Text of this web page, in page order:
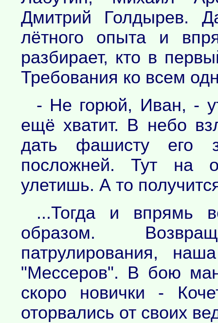
Дмитрий Голдырев.
лётного опыта и
разбирает, кто в
Требования ко всем
- Не горюй, Иван, -
ещё хватит. В небо
дать фашисту его
посложней. Тут на
улетишь. А то
...Тогда и впрямь
образом.
патрулирования,
"Мессеров". В бою
скоро новички -
оторвались от своих